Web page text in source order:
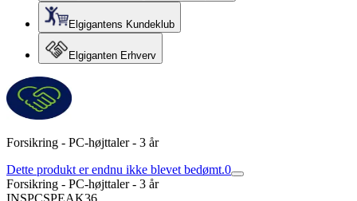
Elgigantens Kundeklub
Elgiganten Erhverv
Forsikring - PC-højttaler - 3 år
Dette produkt er endnu ikke blevet bedømt.0
Forsikring - PC-højttaler - 3 år
INSPCSPEAK36